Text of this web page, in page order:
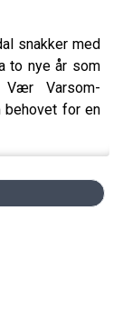
snakker med
to nye år som
Vær Varsom-
behovet for en